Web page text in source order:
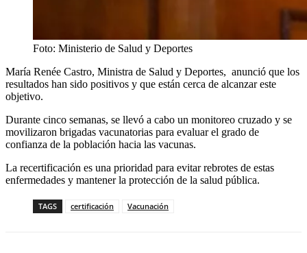
Foto: Ministerio de Salud y Deportes
María Renée Castro, Ministra de Salud y Deportes, anunció que los
resultados han sido positivos y que están cerca de alcanzar este
objetivo.
Durante cinco semanas, se llevó a cabo un monitoreo cruzado y se
movilizaron brigadas vacunatorias para evaluar el grado de
confianza de la población hacia las vacunas.
La recertificación es una prioridad para evitar rebrotes de estas
enfermedades y mantener la protección de la salud pública.
TAGS certificación Vacunación